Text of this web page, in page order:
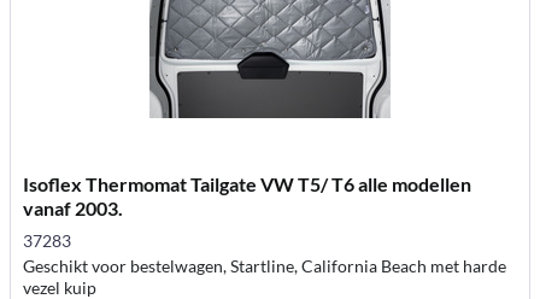
Isoflex Thermomat Tailgate VW T5/ T6 alle modellen
vanaf 2003.
37283
Geschikt voor bestelwagen, Startline, California Beach met harde
vezel kuip